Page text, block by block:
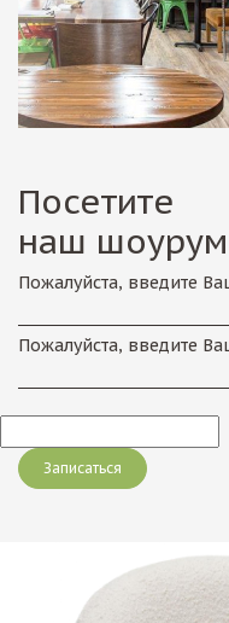
Посетите
наш шоурум
Пожалуйста, введите
Пожалуйста, введите